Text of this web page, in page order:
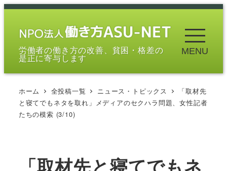
メ
労働者の働き方の改善、貧困・格差の
是正に寄与します
MENU
ホーム 全投稿一覧 ニュース・トピックス
「取材先
と寝てでもネタを取れ」メディアのセクハラ問題、女性記者
たちの模索 (3/10)